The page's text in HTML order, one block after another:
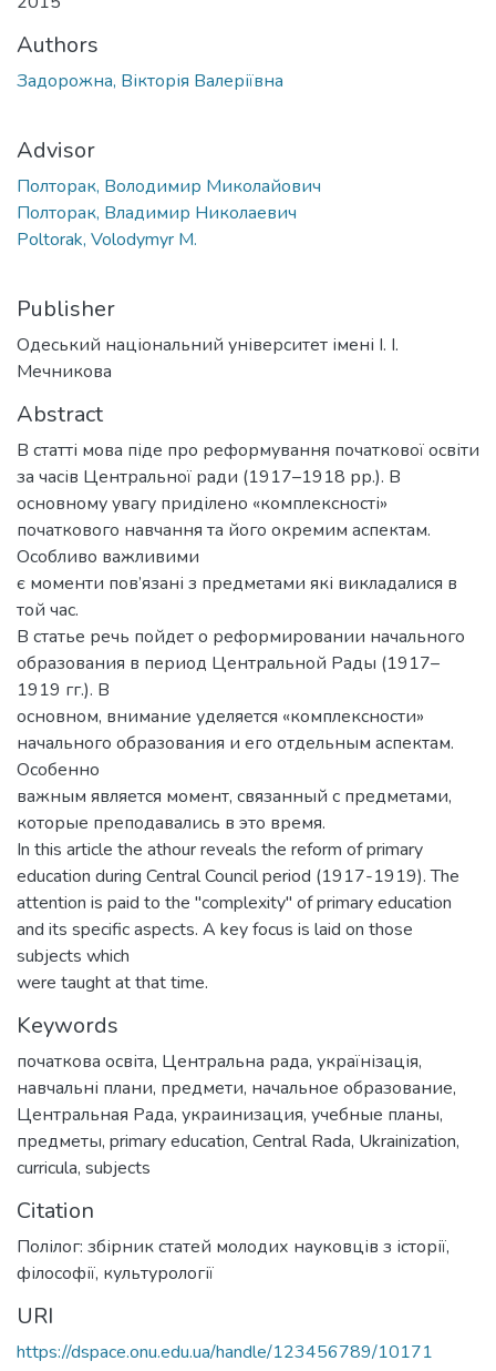
Authors
Задорожна, Вікторія Валеріївна
Advisor
Полторак, Володимир Миколайович
Полторак, Владимир Николаевич
Poltorak, Volodymyr M.
Publisher
Одеський національний університет імені І. І.
Мечникова
Abstract
В статті мова піде про реформування початкової освіти
за часів Центральної ради (1917–1918 рр.). В
основному увагу приділено «комплексності»
початкового навчання та його окремим аспектам.
Особливо важливими
є моменти пов’язані з предметами які викладалися в
той час.
В статье речь пойдет о реформировании начального
образования в период Центральной Рады (1917–
1919 гг.). В
основном, внимание уделяется «комплексности»
начального образования и его отдельным аспектам.
Особенно
важным является момент, связанный с предметами,
которые преподавались в это время.
In this article the athour reveals the reform of primary
education during Central Council period (1917-1919). The
attention is paid to the "complexity" of primary education
and its specific aspects. A key focus is laid on those
subjects which
were taught at that time.
Keywords
початкова освіта, Центральна рада, українізація,
навчальні плани, предмети, начальное образование,
Центральная Рада, украинизация, учебные планы,
предметы, primary education, Central Rada, Ukrainization,
curricula, subjects
Citation
Полілог: збірник статей молодих науковців з історії,
філософії, культурології
URI
https://dspace.onu.edu.ua/handle/123456789/10171